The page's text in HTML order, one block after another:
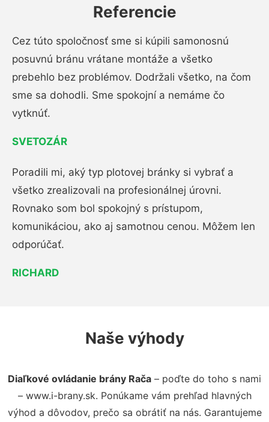
Referencie
Cez túto spoločnosť sme si kúpili samonosnú
posuvnú bránu vrátane montáže a všetko
prebehlo bez problémov. Dodržali všetko, na čom
sme sa dohodli. Sme spokojní a nemáme čo
vytknúť.
SVETOZÁR
Poradili mi, aký typ plotovej bránky si vybrať a
všetko zrealizovali na profesionálnej úrovni.
Rovnako som bol spokojný s prístupom,
komunikáciou, ako aj samotnou cenou. Môžem len
odporúčať.
RICHARD
Naše výhody
Diaľkové ovládanie brány Rača – poďte do toho s nami
– www.i-brany.sk. Ponúkame vám prehľad hlavných
výhod a dôvodov, prečo sa obrátiť na nás. Garantujeme